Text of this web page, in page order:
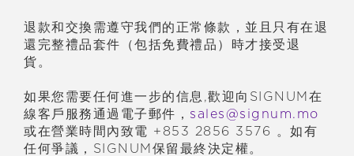
退款和交換需遵守我們的正常條款，並且只有在退
還完整禮品套件（包括免費禮品）時才接受退
貨。
如果您需要任何進一步的信息,歡迎向SIGNUM在
線客 戶 服務通過電子郵件， sales@signum.mo
或在營業時間 內致電 +853 2856 3576 。如有
任何爭議，SIGNUM保留最終決定權。